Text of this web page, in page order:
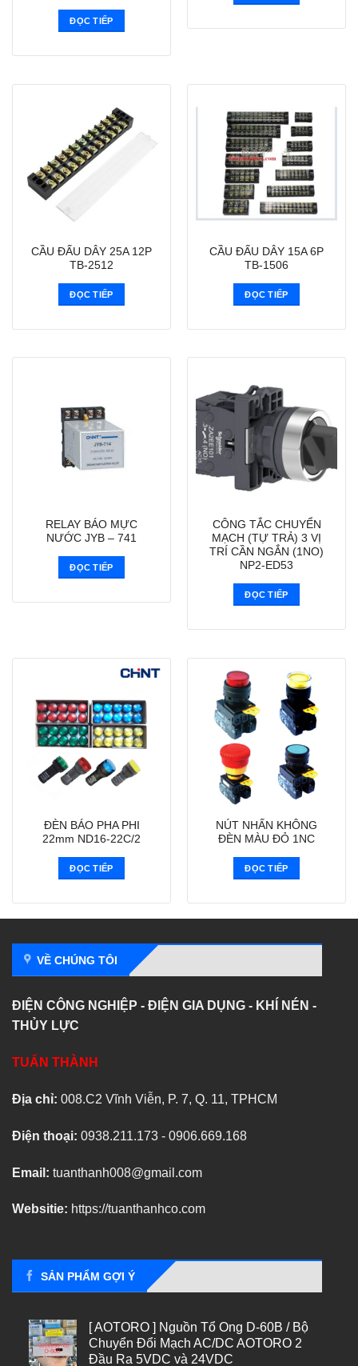
ĐỌC TIẾP
CẦU ĐẤU DÂY 25A 12P
TB-2512
ĐỌC TIẾP
CẦU ĐẤU DÂY 15A 6P
TB-1506
ĐỌC TIẾP
RELAY BÁO MỰC
NƯỚC JYB – 741
ĐỌC TIẾP
CÔNG TẮC CHUYỂN
MẠCH (TỰ TRẢ) 3 VỊ
TRÍ CẦN NGẮN (1NO)
NP2-ED53
ĐỌC TIẾP
ĐÈN BÁO PHA PHI
22mm ND16-22C/2
ĐỌC TIẾP
NÚT NHẤN KHÔNG
ĐÈN MÀU ĐỎ 1NC
ĐỌC TIẾP
VỀ CHÚNG TÔI
ĐIỆN CÔNG NGHIỆP - ĐIỆN GIA DỤNG - KHÍ NÉN -
THỦY LỰC
TUẤN THÀNH
Địa chỉ: 008.C2 Vĩnh Viễn, P. 7, Q. 11, TPHCM
Điện thoại: 0938.211.173 - 0906.669.168
Email: tuanthanh008@gmail.com
Websitie: https://tuanthanhco.com
SẢN PHẨM GỢI Ý
[ AOTORO ] Nguồn Tổ Ong D-60B / Bộ
Chuyển Đổi Mạch AC/DC AOTORO 2
Đầu Ra 5VDC và 24VDC